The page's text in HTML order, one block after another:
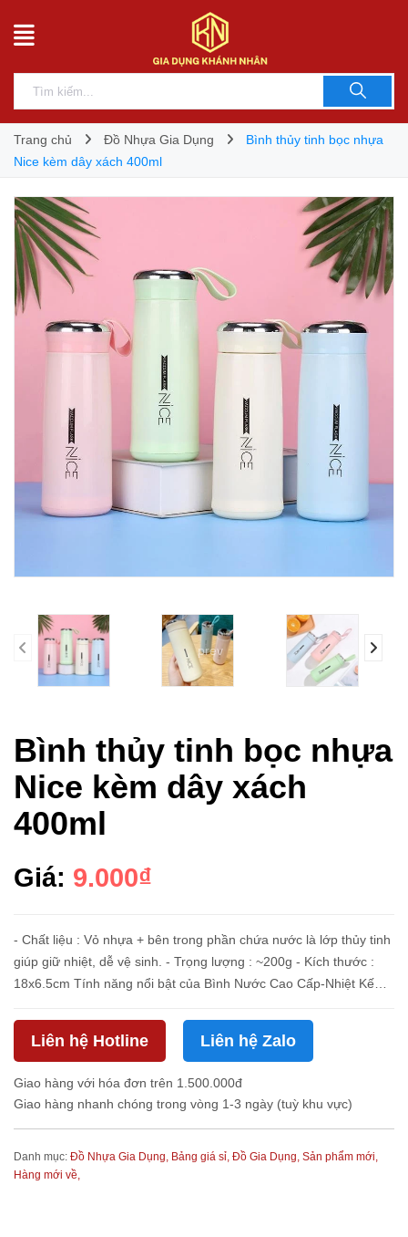
Trang chủ Đồ Nhựa Gia Dụng
Bình thủy tinh bọc nhựa
Nice kèm dây xách 400ml
prev
Bình thủy tinh bọc nhựa
Nice kèm dây xách
400ml
Giá: 9.000₫
- Chất liệu : Vỏ nhựa + bên trong phần chứa nước là lớp thủy tinh
giúp giữ nhiệt, dễ vệ sinh. - Trọng lượng : ~200g - Kích thước :
18x6.5cm Tính năng nổi bật của Bình Nước Cao Cấp-Nhiệt Kế
Liên hệ Hotline Liên hệ Zalo
Giao hàng với hóa đơn trên 1.500.000đ
Giao hàng nhanh chóng trong vòng 1-3 ngày (tuỳ khu vực)
Danh mục: Đồ Nhựa Gia Dụng, Bảng giá sỉ, Đồ Gia Dụng, Sản phẩm mới,
Hàng mới về,